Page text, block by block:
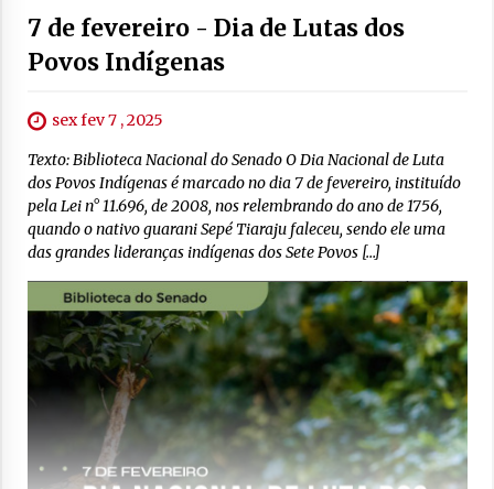
7 de fevereiro - Dia de Lutas dos
Povos Indígenas
sex fev 7 , 2025
Texto: Biblioteca Nacional do Senado O Dia Nacional de Luta
dos Povos Indígenas é marcado no dia 7 de fevereiro, instituído
pela Lei n° 11.696, de 2008, nos relembrando do ano de 1756,
quando o nativo guarani Sepé Tiaraju faleceu, sendo ele uma
das grandes lideranças indígenas dos Sete Povos […]